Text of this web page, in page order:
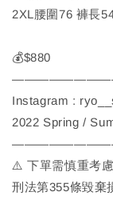
2XL腰圍76 褲長
💰$880
Instagram :
2022 Spring /
⚠️ 下單需慎重考
刑法第355條毀棄